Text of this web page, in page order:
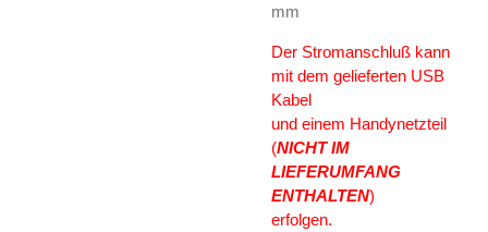
mm
Der Stromanschluß kann
mit dem gelieferten USB
Kabel
und einem Handynetzteil
(NICHT IM
LIEFERUMFANG
ENTHALTEN)
erfolgen.